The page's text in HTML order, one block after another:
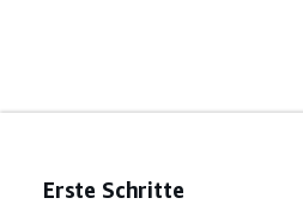
Erste Schritte